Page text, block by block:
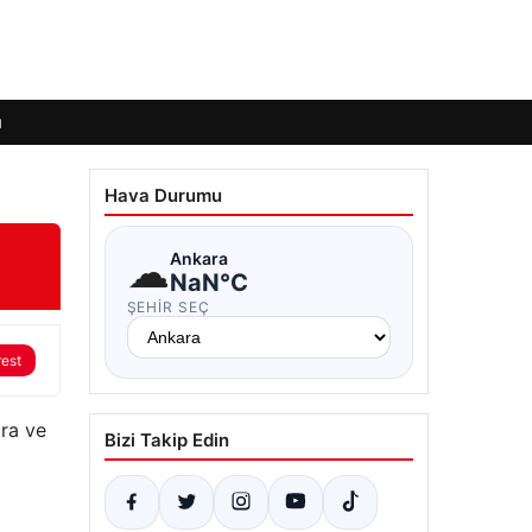
ve
Hava Durumu
☁Ankara
NaN°C
ŞEHIR SEÇ
Bizi Takip Edin